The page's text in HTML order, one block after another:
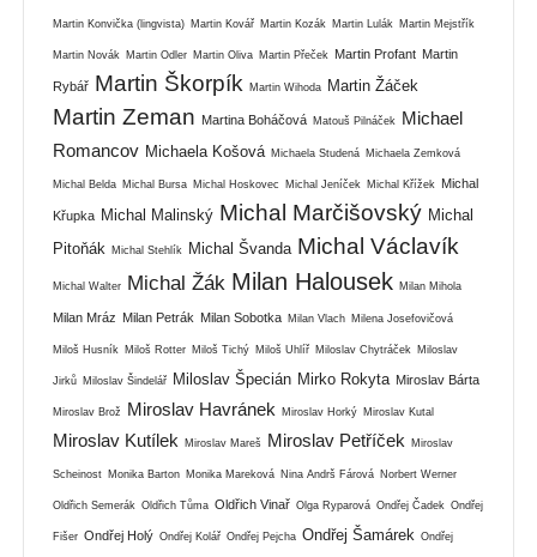
Martin Konvička (lingvista) Martin Kovář Martin Kozák Martin Lulák Martin Mejstřík
Martin Novák Martin Odler Martin Oliva Martin Přeček Martin Profant Martin
Rybář Martin Škorpík Martin Wihoda Martin Žáček
Martin Zeman Martina Boháčová Matouš Pilnáček
Michael
Romancov Michaela Košová Michaela Studená Michaela Zemková
Michal Belda Michal Bursa Michal Hoskovec Michal Jeníček Michal Křížek Michal
Křupka Michal Malinský Michal Marčišovský Michal
Pitoňák
Michal Stehlík Michal Švanda Michal Václavík
Michal Walter Michal Žák Milan Halousek Milan Mihola
Milan Mráz Milan Petrák Milan Sobotka Milan Vlach Milena Josefovičová
Miloš Husník Miloš Rotter Miloš Tichý Miloš Uhlíř Miloslav Chytráček Miloslav
Jirků Miloslav Šindelář Miloslav Špecián Mirko Rokyta Miroslav Bárta
Miroslav Brož Miroslav Havránek Miroslav Horký Miroslav Kutal
Miroslav Kutílek Miroslav Mareš Miroslav Petříček Miroslav
Scheinost Monika Barton Monika Mareková Nina Andrš Fárová Norbert Werner
Oldřich Semerák Oldřich Tůma Oldřich Vinař Olga Ryparová Ondřej Čadek Ondřej
Fišer Ondřej Holý Ondřej Kolář Ondřej Pejcha Ondřej Šamárek Ondřej